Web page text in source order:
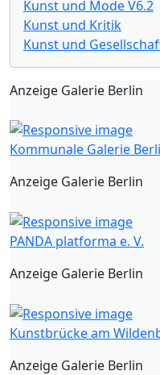
Kunst und Mode V6.2
Kunst und Kritik
Kunst und
Anzeige Galerie Berlin
Kommunale Galerie
Anzeige Galerie Berlin
PANDA platforma e. V.
Anzeige Galerie Berlin
Kunstbrücke am
Anzeige Galerie Berlin